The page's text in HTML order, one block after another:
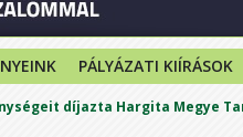
PÁLYÁZATI KIÍRÁSOK
díjazta Hargita Megye